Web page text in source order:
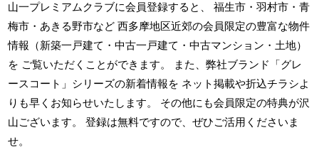
山一プレミアムクラブに会員登録すると、 福生市・羽村市・青
梅市・あきる野市など 西多摩地区近郊の会員限定の豊富な物件
情報（新築一戸建て・中古一戸建て・中古マンション・土地）
を ご覧いただくことができます。 また、弊社ブランド「グレ
ースコート」シリーズの新着情報を ネット掲載や折込チラシよ
りも早くお知らせいたします。 その他にも会員限定の特典が沢
山ございます。 登録は無料ですので、ぜひご活用くださいま
せ。